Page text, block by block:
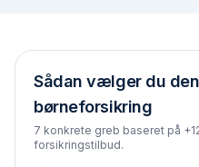
Sådan vælger du
børneforsikring
7 konkrete greb baseret på
forsikringstilbud.